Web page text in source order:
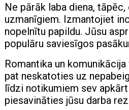
Ne pārāk laba diena,
uzmanīgiem. Izmantojiet
nopelnītu papildu. Jūsu
populāru saviesīgos
Romantika un
pat neskatoties uz
līdzi notikumiem sev
piesavināties jūsu darba